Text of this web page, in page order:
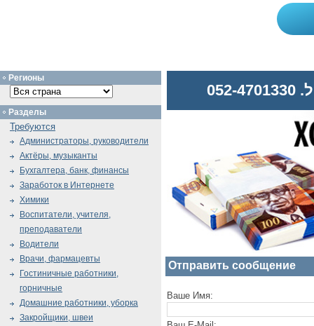
Отправить сообщение
Ваше Имя:
Регионы
Разделы
Требуются
Администраторы, руководители
Актёры, музыканты
Бухгалтера, банк, финансы
Заработок в Интернете
Химики
Воспитатели, учителя,
преподаватели
Водители
Врачи, фармацевты
Гостиничные работники,
горничные
Домашние работники, уборка
Закройщики, швеи